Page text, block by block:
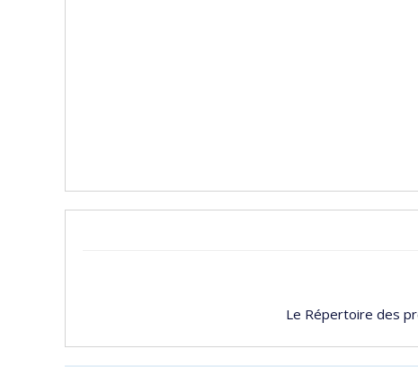
Le Répertoire des